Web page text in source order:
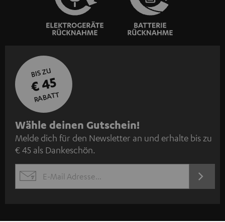
BIS ZU
€ 45
RABATT
N
e
w
s
l
Wähle deinen Gutschein!
Melde dich für den Newsletter an und erhalte bis zu
€ 45 als Dankeschön.
EMAIL
JETZT